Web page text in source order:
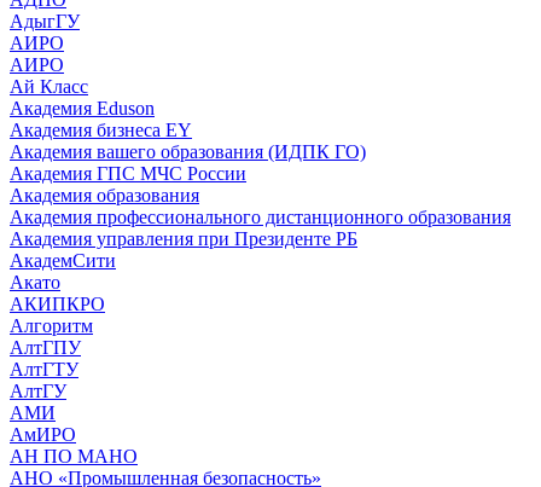
АдыгГУ
АИРО
АИРО
Ай Класс
Академия Eduson
Академия бизнеса EY
Академия вашего образования (ИДПК ГО)
Академия ГПС МЧС России
Академия образования
Академия профессионального дистанционного образования
Академия управления при Президенте РБ
АкадемСити
Акато
АКИПКРО
Алгоритм
АлтГПУ
АлтГТУ
АлтГУ
АМИ
АмИРО
АН ПО МАНО
АНО «Промышленная безопасность»